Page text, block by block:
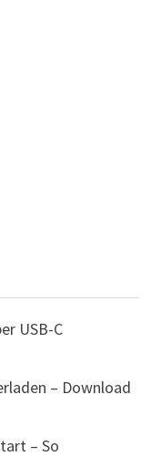
USB-C
– Download
– So